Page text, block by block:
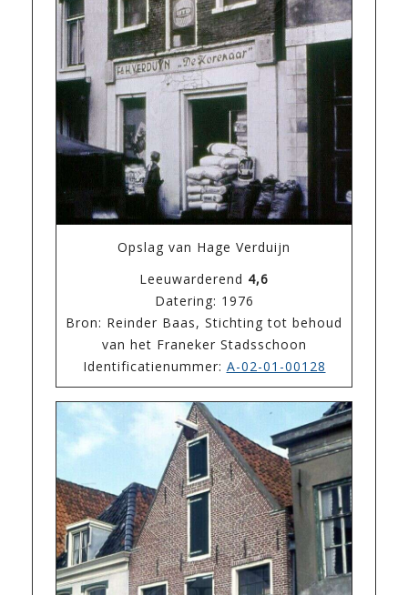
Opslag van Hage Verduijn
Leeuwarderend 4,6
Datering: 1976
Bron: Reinder Baas, Stichting tot behoud
van het Franeker Stadsschoon
Identificatienummer: A-02-01-00128